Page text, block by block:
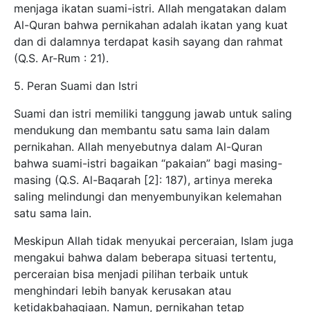
menjaga ikatan suami-istri. Allah mengatakan dalam
Al-Quran bahwa pernikahan adalah ikatan yang kuat
dan di dalamnya terdapat kasih sayang dan rahmat
(Q.S. Ar-Rum : 21).
5. Peran Suami dan Istri
Suami dan istri memiliki tanggung jawab untuk saling
mendukung dan membantu satu sama lain dalam
pernikahan. Allah menyebutnya dalam Al-Quran
bahwa suami-istri bagaikan “pakaian” bagi masing-
masing (Q.S. Al-Baqarah [2]: 187), artinya mereka
saling melindungi dan menyembunyikan kelemahan
satu sama lain.
Meskipun Allah tidak menyukai perceraian, Islam juga
mengakui bahwa dalam beberapa situasi tertentu,
perceraian bisa menjadi pilihan terbaik untuk
menghindari lebih banyak kerusakan atau
ketidakbahagiaan. Namun, pernikahan tetap